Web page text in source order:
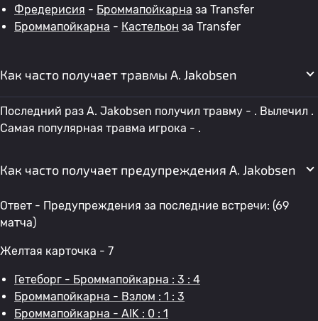
Фредерисия - Броммапойкарна за Transfer
Броммапойкарна - Кастельон за Transfer
Как часто получает травмы A. Jakobsen
Последний раз A. Jakobsen получил травму - . Вылечил .
Самая популярная травма игрока - .
Как часто получает предупреждения A. Jakobsen
Ответ - Предупреждения за последние встречи: (69
матча)
Желтая карточка - 7
Гетеборг - Броммапойкарна : 3 : 4
Броммапойкарна - Взлом : 1 : 3
Броммапойкарна - AIK : 0 : 1